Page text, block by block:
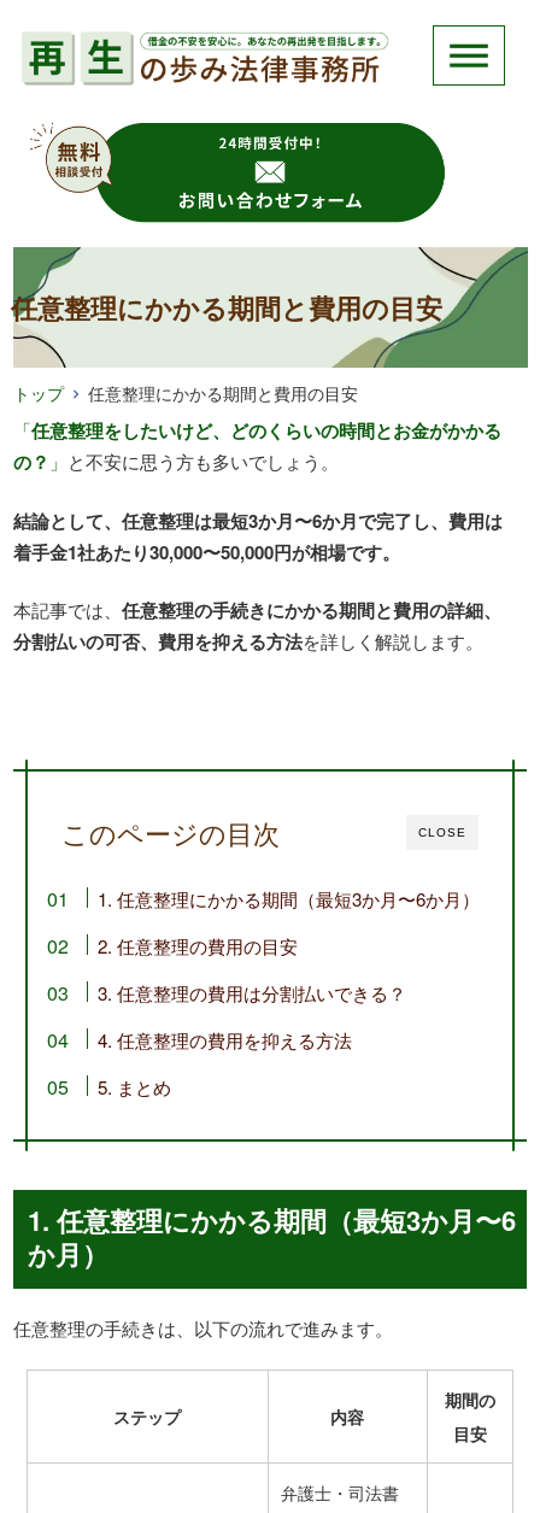
任意整理にかかる期間と費用の目安
トップ 任意整理にかかる期間と費用の目安
「任意整理をしたいけど、どのくらいの時間とお金がかかる
の？ 」 と不安に思う方も多いでしょう。
結論として、任意整理は最短3か月〜6か月で完了し、費用は
着手金1社あたり30,000〜50,000円が相場です。
本記事では、任意整理の手続きにかかる期間と費用の詳細、
分割払いの可否、費用を抑える方法を詳しく解説します。
CLOSE
このページの目次
1. 任意整理にかかる期間（最短3か月〜6か月）
2. 任意整理の費用の目安
3. 任意整理の費用は分割払いできる？
4. 任意整理の費用を抑える方法
5. まとめ
1. 任意整理にかかる期間（最短3か月〜6
か月）
任意整理の手続きは、以下の流れで進みます。
ステップ 内容
期間の
目安
弁護士・司法書